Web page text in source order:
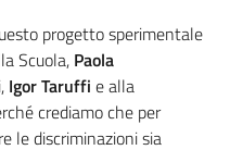
progetto sperimentale
Scuola, Paola
Igor Taruffi e alla
crediamo che per
le discriminazioni sia